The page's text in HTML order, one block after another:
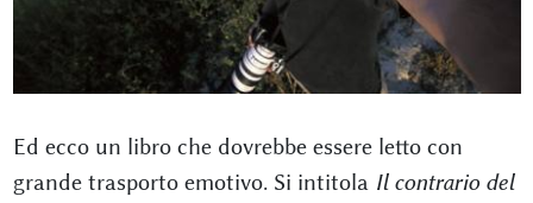
Ed ecco un libro che dovrebbe essere letto con
grande trasporto emotivo. Si intitola Il contrario del